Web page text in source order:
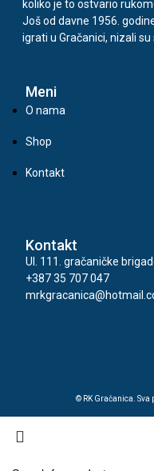
koliko je to ostvario
Još od davne 1956.
igrati u Gračanici, nizali
Meni
O nama
Shop
Kontakt
Kontakt
Ul. 111. gračaničke
+387 35 707 047
© RK Gračanica.